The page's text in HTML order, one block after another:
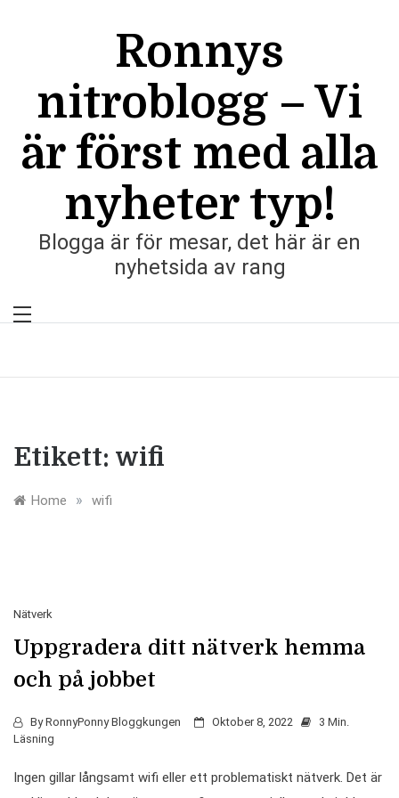
Ronnys
nitroblogg – Vi
är först med alla
nyheter typ!
Blogga är för mesar, det här är en
nyhetsida av rang
Etikett: wifi
Home » wifi
Nätverk
Uppgradera ditt nätverk hemma
och på jobbet
ByRonnyPonny Bloggkungen Oktober 8, 2022
3 Min.
Läsning
Ingen gillar långsamt wifi eller ett problematiskt nätverk. Det är